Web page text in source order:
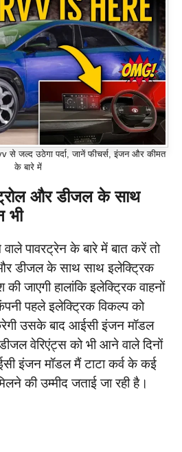
से जल्द उठेगा पर्दा, जानें फीचर्स, इंजन और कीमत
के बारे में
और डीजल के साथ
भी
वाले पावरट्रेन के बारे में बात करें तो
डीजल के साथ साथ इलेक्ट्रिक
जाएगी हालांकि इलेक्ट्रिक वाहनों
पहले इलेक्ट्रिक विकल्प को
उसके बाद आईसी इंजन मॉडल
वेरिएंट्स को भी आने वाले दिनों
इंजन मॉडल मैं टाटा कर्व के कई
की उम्मीद जताई जा रही है।